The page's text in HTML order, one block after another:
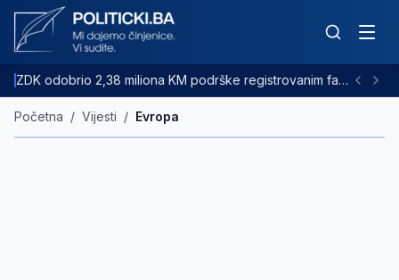
ZDK odobrio 2,38 miliona KM podrške registrovanim farmama goveda
Početna / Vijesti / Evropa